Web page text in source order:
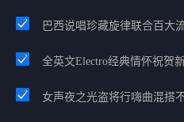
女声夜之光盗将行嗨曲混搭